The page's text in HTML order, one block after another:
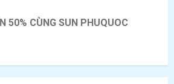
50% CÙNG SUN PHUQUOC